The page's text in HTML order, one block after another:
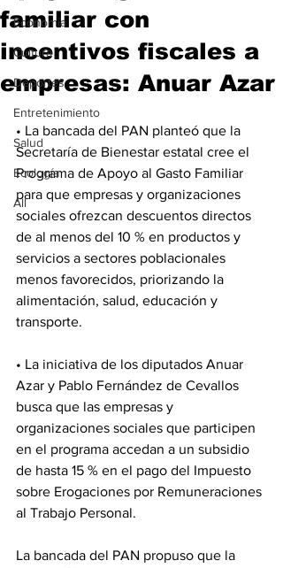
Economía
Cultura
Deportes
Entretenimiento
Salud
Ecología
All
familiar con
incentivos fiscales a
empresas: Anuar Azar
• La bancada del PAN planteó que la
Secretaría de Bienestar estatal cree el
Programa de Apoyo al Gasto Familiar
para que empresas y organizaciones
sociales ofrezcan descuentos directos
de al menos del 10 % en productos y
servicios a sectores poblacionales
menos favorecidos, priorizando la
alimentación, salud, educación y
transporte.
• La iniciativa de los diputados Anuar
Azar y Pablo Fernández de Cevallos
busca que las empresas y
organizaciones sociales que participen
en el programa accedan a un subsidio
de hasta 15 % en el pago del Impuesto
sobre Erogaciones por Remuneraciones
al Trabajo Personal.
La bancada del PAN propuso que la